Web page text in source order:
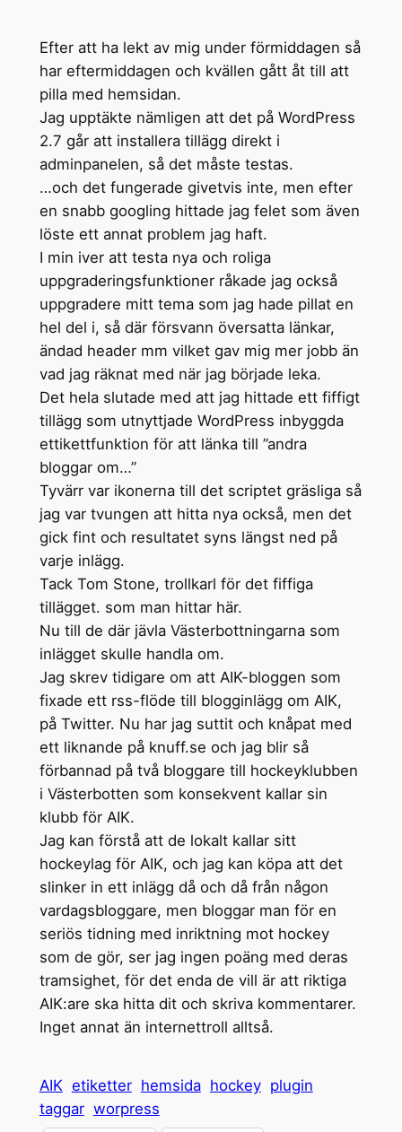
Efter att ha lekt av mig under förmiddagen så
har eftermiddagen och kvällen gått åt till att
pilla med hemsidan.
Jag upptäkte nämligen att det på WordPress
2.7 går att installera tillägg direkt i
adminpanelen, så det måste testas.
…och det fungerade givetvis inte, men efter
en snabb googling hittade jag felet som även
löste ett annat problem jag haft.
I min iver att testa nya och roliga
uppgraderingsfunktioner råkade jag också
uppgradere mitt tema som jag hade pillat en
hel del i, så där försvann översatta länkar,
ändad header mm vilket gav mig mer jobb än
vad jag räknat med när jag började leka.
Det hela slutade med att jag hittade ett fiffigt
tillägg som utnyttjade WordPress inbyggda
ettikettfunktion för att länka till ”andra
bloggar om…”
Tyvärr var ikonerna till det scriptet gräsliga så
jag var tvungen att hitta nya också, men det
gick fint och resultatet syns längst ned på
varje inlägg.
Tack Tom Stone, trollkarl för det fiffiga
tillägget. som man hittar här.
Nu till de där jävla Västerbottningarna som
inlägget skulle handla om.
Jag skrev tidigare om att AIK-bloggen som
fixade ett rss-flöde till blogginlägg om AIK,
på Twitter. Nu har jag suttit och knåpat med
ett liknande på knuff.se och jag blir så
förbannad på två bloggare till hockeyklubben
i Västerbotten som konsekvent kallar sin
klubb för AIK.
Jag kan förstå att de lokalt kallar sitt
hockeylag för AIK, och jag kan köpa att det
slinker in ett inlägg då och då från någon
vardagsbloggare, men bloggar man för en
seriös tidning med inriktning mot hockey
som de gör, ser jag ingen poäng med deras
tramsighet, för det enda de vill är att riktiga
AIK:are ska hitta dit och skriva kommentarer.
Inget annat än internettroll alltså.
AIK etiketter hemsida hockey plugin
taggar worpress